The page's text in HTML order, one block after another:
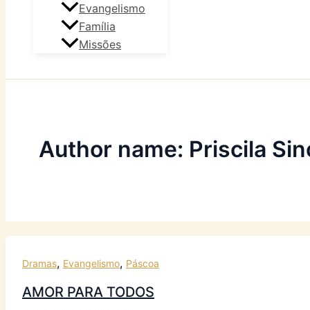
Evangelismo
Família
Missões
Author name: Priscila
Dramas, Evangelismo, Páscoa
AMOR PARA TODOS